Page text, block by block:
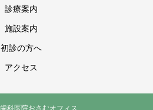
診療案内
施設案内
初診の方へ
アクセス
科医院おさむオフィス